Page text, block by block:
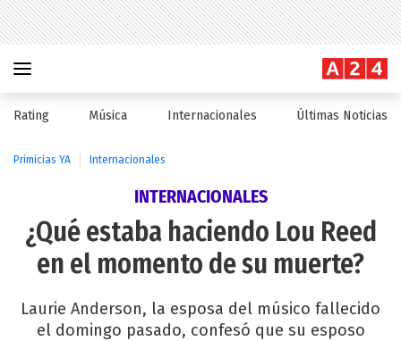
Rating Música Internacionales Últimas Noticias
Primicias YA Internacionales
INTERNACIONALES
¿Qué estaba haciendo Lou Reed
en el momento de su muerte?
Laurie Anderson, la esposa del músico fallecido
el domingo pasado, confesó que su esposo